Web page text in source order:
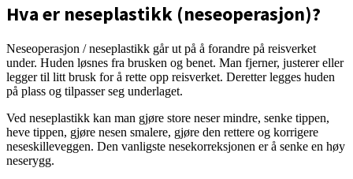
Hva er neseplastikk (neseoperasjon)?
Neseoperasjon / neseplastikk går ut på å forandre på reisverket
under. Huden løsnes fra brusken og benet. Man fjerner, justerer eller
legger til litt brusk for å rette opp reisverket. Deretter legges huden
på plass og tilpasser seg underlaget.
Ved neseplastikk kan man gjøre store neser mindre, senke tippen,
heve tippen, gjøre nesen smalere, gjøre den rettere og korrigere
neseskilleveggen. Den vanligste nesekorreksjonen er å senke en høy
neserygg.